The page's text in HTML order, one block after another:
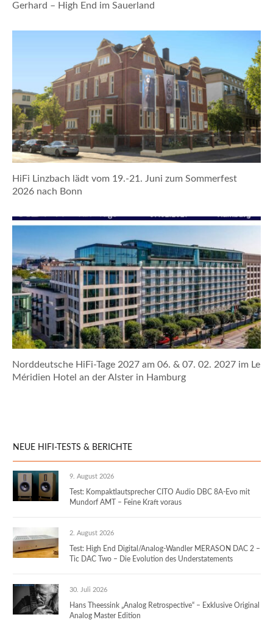
Gerhard – High End im Sauerland
HiFi Linzbach lädt vom 19.-21. Juni zum Sommerfest
2026 nach Bonn
Norddeutsche HiFi-Tage 2027 am 06. & 07. 02. 2027 im Le
Méridien Hotel an der Alster in Hamburg
NEUE HIFI-TESTS & BERICHTE
9. August 2026
Test: Kompaktlautsprecher CITO Audio DBC 8A-Evo mit
Mundorf AMT – Feine Kraft voraus
2. August 2026
Test: High End Digital/Analog-Wandler MERASON DAC 2 –
Tic DAC Two – Die Evolution des Understatements
30. Juli 2026
Hans Theessink „Analog Retrospective“ – Exklusive Original
Analog Master Edition